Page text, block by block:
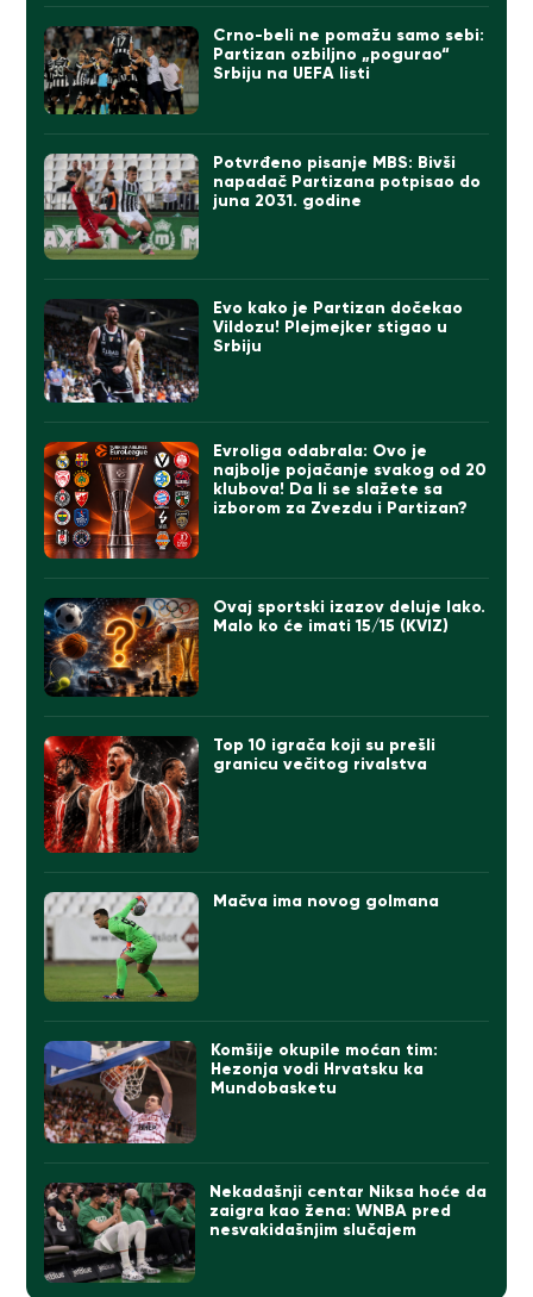
Crno-beli ne pomažu samo sebi:
Partizan ozbiljno „pogurao“
Srbiju na UEFA listi
Potvrđeno pisanje MBS: Bivši
napadač Partizana potpisao do
juna 2031. godine
Evo kako je Partizan dočekao
Vildozu! Plejmejker stigao u
Srbiju
Evroliga odabrala: Ovo je
najbolje pojačanje svakog od 20
klubova! Da li se slažete sa
izborom za Zvezdu i Partizan?
Ovaj sportski izazov deluje lako.
Malo ko će imati 15/15 (KVIZ)
Top 10 igrača koji su prešli
granicu večitog rivalstva
Mačva ima novog golmana
Komšije okupile moćan tim:
Hezonja vodi Hrvatsku ka
Mundobasketu
Nekadašnji centar Niksa hoće da
zaigra kao žena: WNBA pred
nesvakidašnjim slučajem